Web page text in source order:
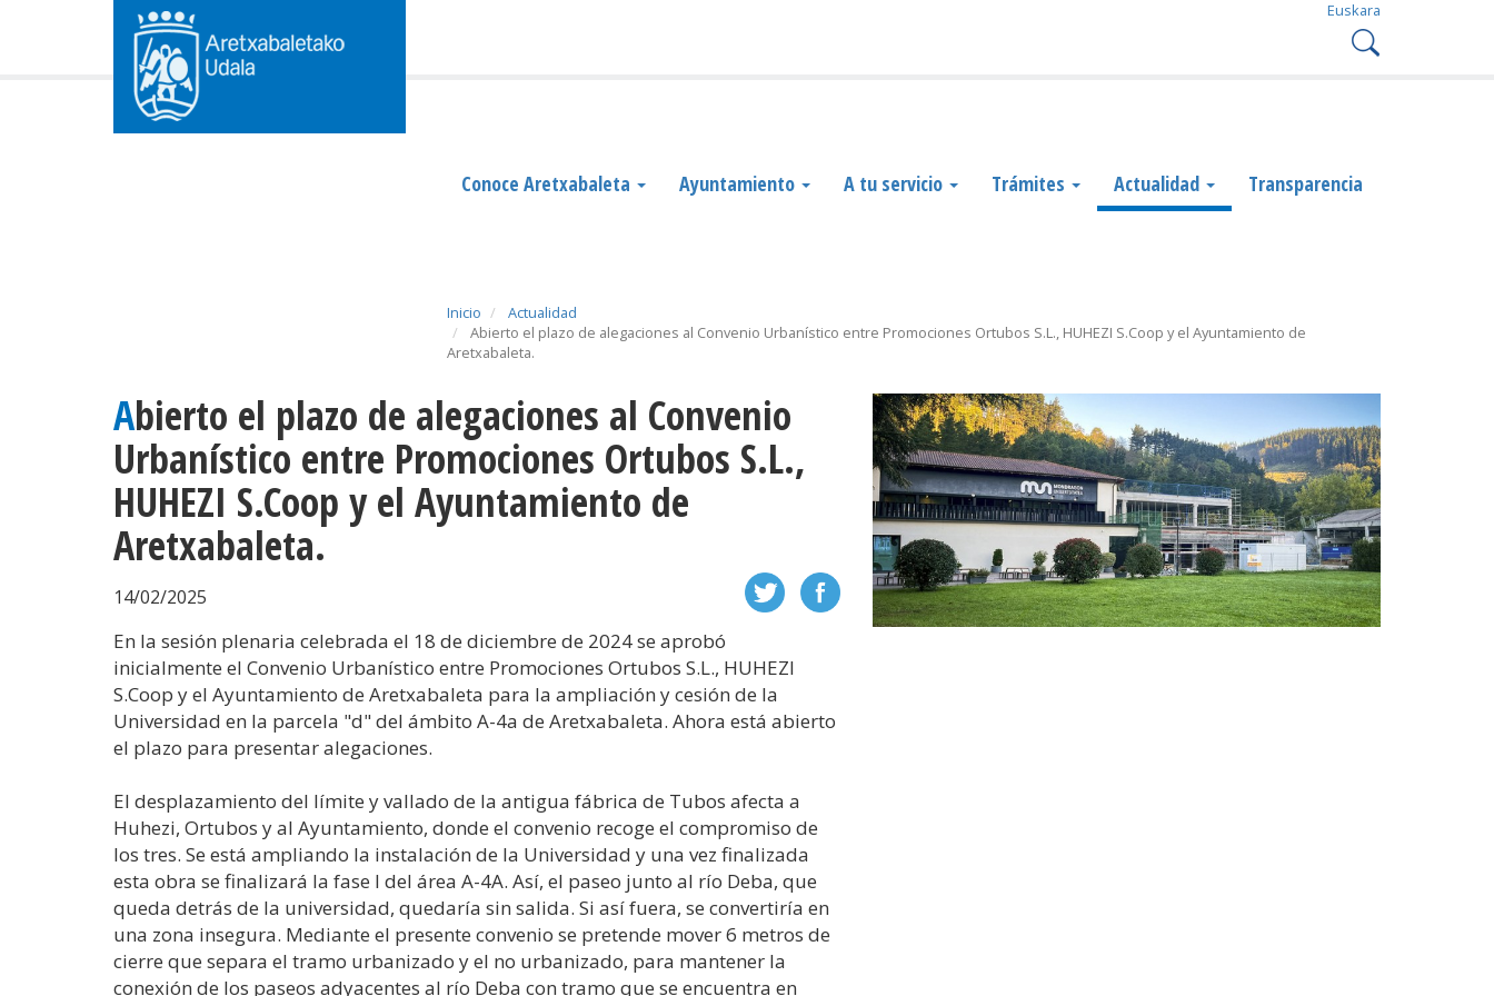
Euskara
Conoce Aretxabaleta Ayuntamiento A tu servicio Trámites Actualidad Transparencia
Inicio
Actualidad
Abierto el plazo de alegaciones al Convenio Urbanístico entre Promociones Ortubos S.L., HUHEZI S.Coop y el Ayuntamiento de
Aretxabaleta.
Abierto el plazo de alegaciones al Convenio
Urbanístico entre Promociones Ortubos S.L.,
HUHEZI S.Coop y el Ayuntamiento de
Aretxabaleta.
14/02/2025
En la sesión plenaria celebrada el 18 de diciembre de 2024 se aprobó
inicialmente el Convenio Urbanístico entre Promociones Ortubos S.L., HUHEZI
S.Coop y el Ayuntamiento de Aretxabaleta para la ampliación y cesión de la
Universidad en la parcela "d" del ámbito A-4a de Aretxabaleta. Ahora está abierto
el plazo para presentar alegaciones.
El desplazamiento del límite y vallado de la antigua fábrica de Tubos afecta a
Huhezi, Ortubos y al Ayuntamiento, donde el convenio recoge el compromiso de
los tres. Se está ampliando la instalación de la Universidad y una vez finalizada
esta obra se finalizará la fase I del área A-4A. Así, el paseo junto al río Deba, que
queda detrás de la universidad, quedaría sin salida. Si así fuera, se convertiría en
una zona insegura. Mediante el presente convenio se pretende mover 6 metros de
cierre que separa el tramo urbanizado y el no urbanizado, para mantener la
conexión de los paseos adyacentes al río Deba con tramo que se encuentra en